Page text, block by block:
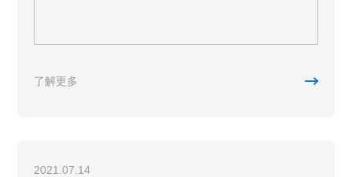
了解更多 
2021.07.14